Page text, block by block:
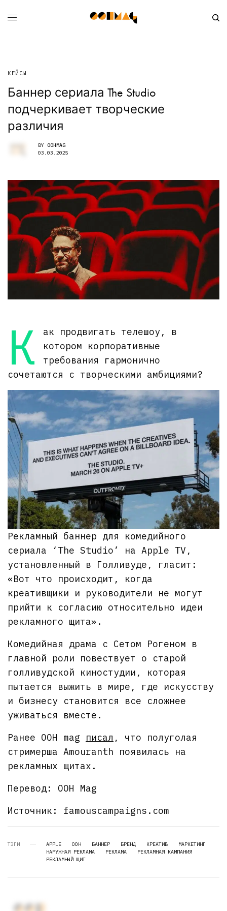
КЕЙСЫ
Баннер сериала The Studio
подчеркивает творческие
различия
BY OOHMAG
03.03.2025
К
ак продвигать телешоу, в
котором корпоративные
требования гармонично
сочетаются с творческими амбициями?
Рекламный баннер для комедийного
сериала ‘The Studio’ на Apple TV,
установленный в Голливуде, гласит:
«Вот что происходит, когда
креативщики и руководители не могут
прийти к согласию относительно идеи
рекламного щита».
Комедийная драма с Сетом Рогеном в
главной роли повествует о старой
голливудской киностудии, которая
пытается выжить в мире, где искусству
и бизнесу становится все сложнее
уживаться вместе.
Ранее OOH mag писал , что полуголая
стримерша Amouranth появилась на
рекламных щитах.
Перевод: OOH Mag
Источник: famouscampaigns.com
ТЭГИ APPLE OOH БАННЕР БРЕНД КРЕАТИВ
МАРКЕТИНГ
НАРУЖНАЯ РЕКЛАМА
РЕКЛАМА
РЕКЛАМНАЯ КАМПАНИЯ
РЕКЛАМНЫЙ ЩИТ